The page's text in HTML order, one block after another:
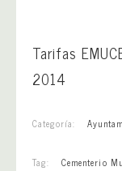
Tarifas
2014
Categoría:
Tag: Cementerio